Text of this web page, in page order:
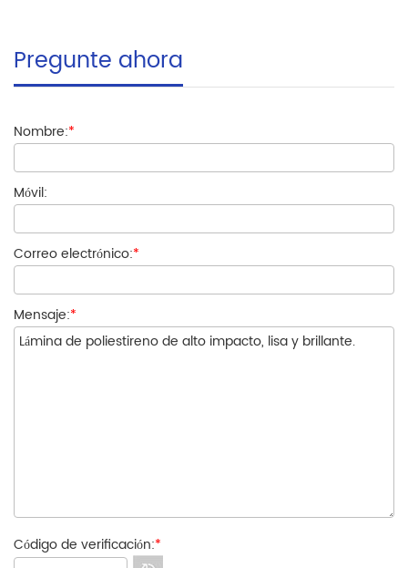
Pregunte ahora
Nombre:*
Móvil:
Correo electrónico:*
Mensaje:*
Código de verificación:*